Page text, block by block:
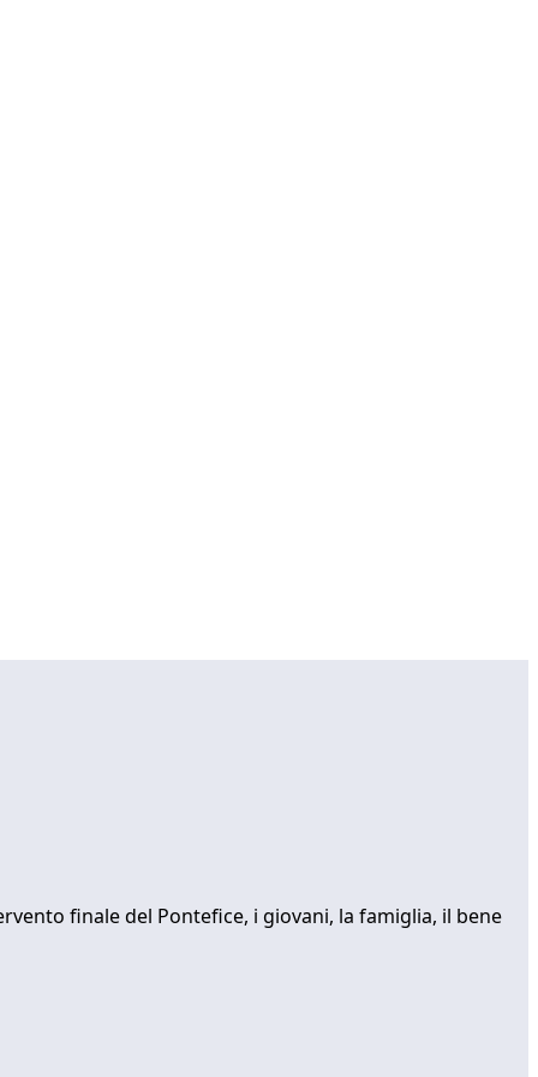
finale del Pontefice, i giovani, la famiglia, il bene